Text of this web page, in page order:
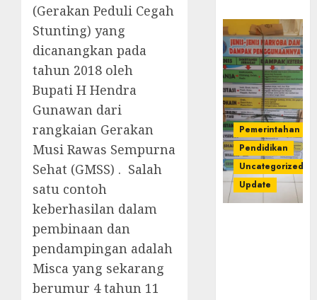
(Gerakan Peduli Cegah
Stunting) yang
dicanangkan pada
tahun 2018 oleh
Bupati H Hendra
Gunawan dari
rangkaian Gerakan
Musi Rawas Sempurna
Sehat (GMSS) . Salah
satu contoh
keberhasilan dalam
pembinaan dan
pendampingan adalah
Misca yang sekarang
berumur 4 tahun 11
Pemerintahan
Pendidikan
Uncategorized
Update